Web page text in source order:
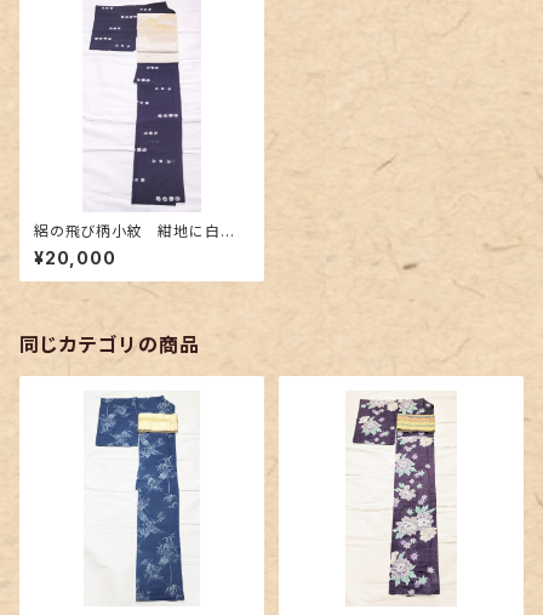
絽の飛び柄小紋 紺地に白色
の水玉柄
¥20,000
同じカテゴリの商品